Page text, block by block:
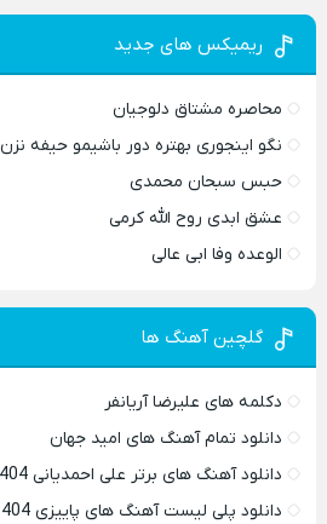
ریمیکس های جدید
محاصره مشتاق دلوجیان
نگو اینجوری بهتره دور باشیمو حیفه نزن
حبس سبحان محمدی
عشق ابدی روح الله کرمی
الوعده وفا ابی عالی
گلچین آهنگ ها
دکلمه های علیرضا آریانفر
دانلود تمام آهنگ های امید جهان
دانلود آهنگ های برتر علی احمدیانی 1404
دانلود پلی لیست آهنگ های پاییزی 1404